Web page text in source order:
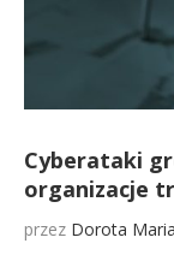
Cyberataki
organizacje
przez Dorota